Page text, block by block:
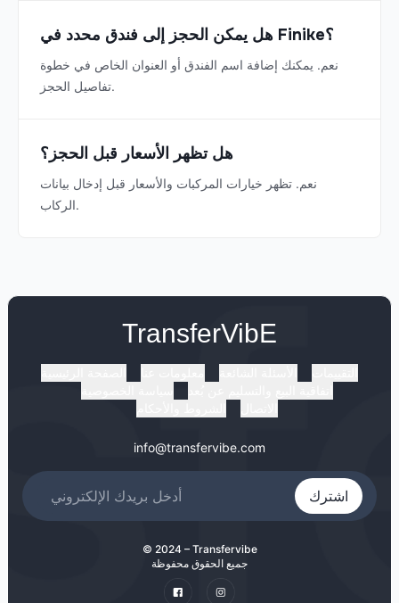
هل يمكن الحجز إلى فندق محدد في Finike؟
نعم. يمكنك إضافة اسم الفندق أو العنوان الخاص في خطوة
تفاصيل الحجز.
هل تظهر الأسعار قبل الحجز؟
نعم. تظهر خيارات المركبات والأسعار قبل إدخال بيانات
الركاب.
TransferVibE
info@transfervibe.com
اشترك
© 2024 – Transfervibe
جميع الحقوق محفوظة